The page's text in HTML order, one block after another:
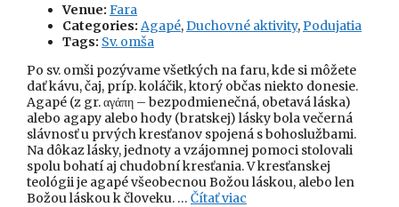
Venue: Fara
Categories: Agapé, Duchovné aktivity, Podujatia
Tags: Sv. omša
Po sv. omši pozývame všetkých na faru, kde si môžete
dať kávu, čaj, príp. koláčik, ktorý občas niekto donesie.
Agapé (z gr. αγάπη – bezpodmienečná, obetavá láska)
alebo agapy alebo hody (bratskej) lásky bola večerná
slávnosť u prvých kresťanov spojená s bohoslužbami.
Na dôkaz lásky, jednoty a vzájomnej pomoci stolovali
spolu bohatí aj chudobní kresťania. V kresťanskej
teológii je agapé všeobecnou Božou láskou, alebo len
Božou láskou k človeku. … Čítať viac